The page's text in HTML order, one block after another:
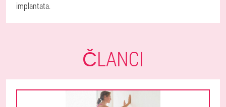
implantata.
ČLANCI